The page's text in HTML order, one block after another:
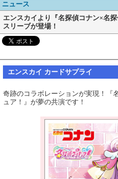
ニュース
エンスカイより『名探偵コナン×名
スリーブが登場！
エンスカイ カードサプライ
奇跡のコラボレーションが実現！『
ュア！』が夢の共演です！